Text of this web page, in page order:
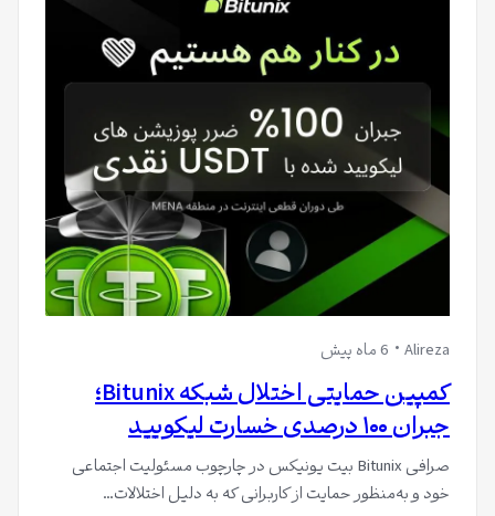
Alireza 6 ماه پیش
کمپین حمایتی اختلال شبکه Bitunix؛
جبران ۱۰۰ درصدی خسارت لیکویید
صرافی Bitunix بیت یونیکس در چارچوب مسئولیت اجتماعی
خود و به‌منظور حمایت از کاربرانی که به دلیل اختلالات…